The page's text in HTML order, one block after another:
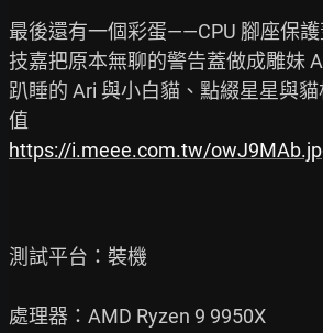
最後還有一個彩蛋——CPU 腳座保護
技嘉把原本無聊的警告蓋做成雕妹
趴睡的 Ari 與小白貓、點綴星星與
https://i.meee.com.tw/
測試平台：裝機
處理器：AMD Ryzen 9 9950X